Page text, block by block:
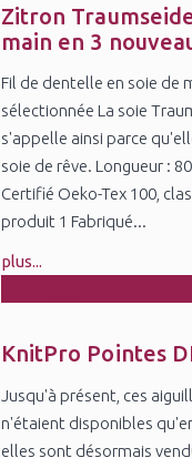
Apr
Zitron
main en 3
Fil de dentelle en soie de
sélectionnée La soie
s'appelle ainsi parce
soie de rêve. Longueur :
Certifié Oeko-Tex 100,
produit 1 Fabriqué...
plus...
Nov
KnitPro Pointes
Jusqu'à présent, ces
n'étaient disponibles
elles sont désormais